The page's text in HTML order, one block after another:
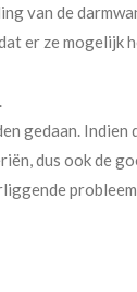
van de
er ze mogelijk
gedaan.
dus ook de